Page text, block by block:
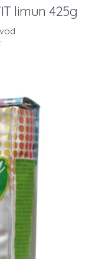
limun 425g